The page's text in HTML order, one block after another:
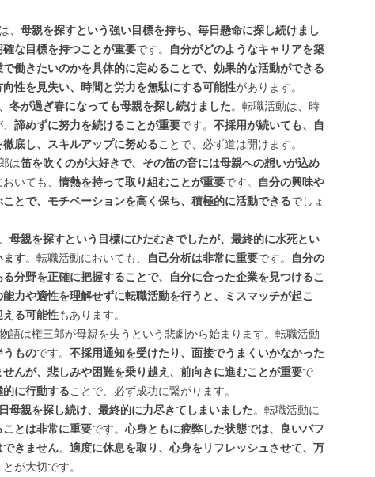
、 母親を探すという強い目標を持ち、毎日懸命に探し続けまし
確な目標を持つことが重要です。 自分がどのようなキャリアを築
働きたいのかを具体的に定めることで、効果的な活動ができる
向性を見失い、時間と労力を無駄にする可能性があります。
冬が過ぎ春になっても母親を探し続けました。転職活動は、時
諦めずに努力を続けることが重要です。 不採用が続いても、自
底し、スキルアップに努めることで、必ず道は開けます。
は笛を吹くのが大好きで、その笛の音には母親への想いが込め
いても、情熱を持って取り組むことが重要です。 自分の興味や
とで、モチベーションを高く保ち、積極的に活動できるでしょ
母親を探すという目標にひたむきでしたが、最終的に水死とい
ます。転職活動においても、 自己分析は非常に重要です。 自分の
分野を正確に把握することで、自分に合った企業を見つけるこ
能力や適性を理解せずに転職活動を行うと、ミスマッチが起こ
える可能性もあります。
語は権三郎が母親を失うという悲劇から始まります。転職活動
うものです。 不採用通知を受けたり、面接でうまくいかなかった
んが、悲しみや困難を乗り越え、前向きに進むことが重要で
に行動することで、必ず成功に繋がります。
母親を探し続け、最終的に力尽きてしまいました。転職活動に
とは非常に重要です。 心身ともに疲弊した状態では、良いパフ
できません。 適度に休息を取り、心身をリフレッシュさせて、万
とが大切です。